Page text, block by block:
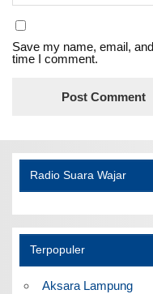
Save my name, email,
time I comment.
Radio Suara Wajar
Terpopuler
Aksara Lampung